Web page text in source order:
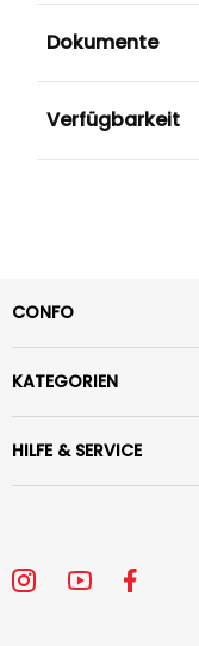
Dokumente
Verfügbarkeit
CONFO
KATEGORIEN
HILFE & SERVICE